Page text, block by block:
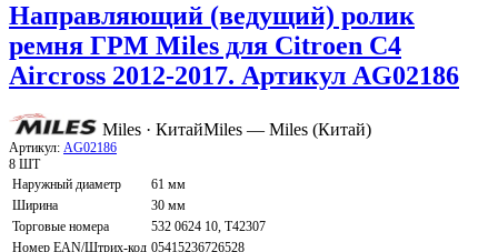
Направляющий (ведущий) ролик
ремня ГРМ Miles для Citroen C4
Aircross 2012-2017. Артикул AG02186
Miles · КитайMiles — Miles (Китай)
Артикул: AG02186
8 ШТ
Наружный диаметр
61 мм
Ширина
30 мм
Торговые номера
532 0624 10, T42307
Номер EAN/Штрих-код 05415236726528